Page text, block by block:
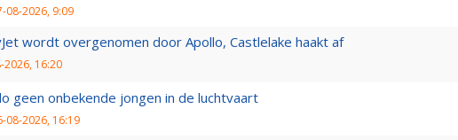
08-2026, 9:09
wordt overgenomen door Apollo, Castlelake haakt af
2026, 16:20
geen onbekende jongen in de luchtvaart
08-2026, 16:19